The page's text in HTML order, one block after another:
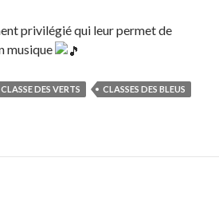
privilégié qui leur permet de
musique
CLASSE DES VERTS
CLASSES DES BLEUS